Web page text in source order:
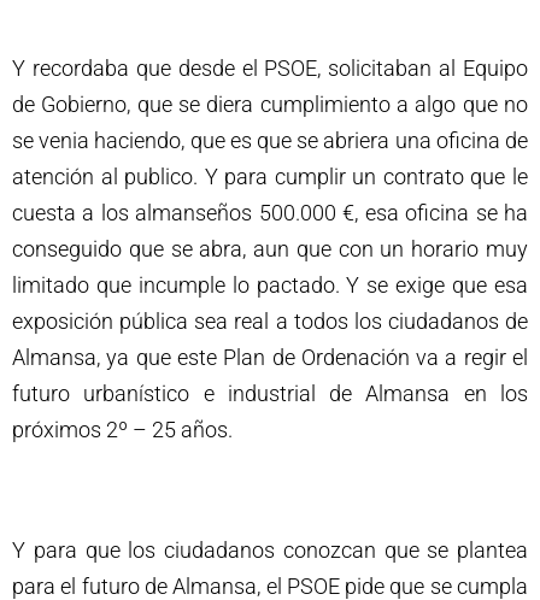
Y recordaba que desde el PSOE, solicitaban al Equipo
de Gobierno, que se diera cumplimiento a algo que no
se venia haciendo, que es que se abriera una oficina de
atención al publico. Y para cumplir un contrato que le
cuesta a los almanseños 500.000 €, esa oficina se ha
conseguido que se abra, aun que con un horario muy
limitado que incumple lo pactado. Y se exige que esa
exposición pública sea real a todos los ciudadanos de
Almansa, ya que este Plan de Ordenación va a regir el
futuro urbanístico e industrial de Almansa en los
próximos 2º – 25 años.
Y para que los ciudadanos conozcan que se plantea
para el futuro de Almansa, el PSOE pide que se cumpla